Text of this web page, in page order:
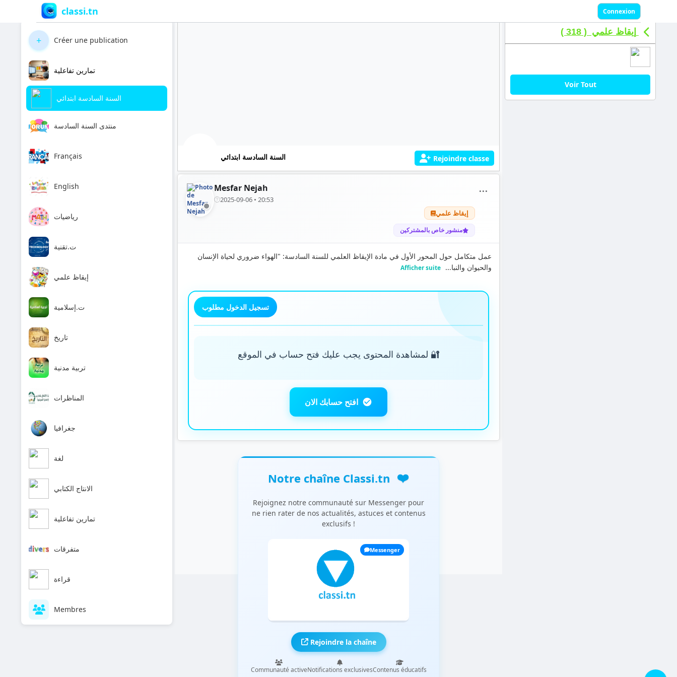
classi.tn Connexion
+ Créer une publication
تمارين تفاعلية
السنة السادسة ابتدائي
منتدى السنة السادسة
Français
English
رياضيات
ت.تقنية
إيقاظ علمي
ت.إسلامية
تاريخ
تربية مدنية
المناظرات
جغرافيا
لغة
الانتاج الكتابي
تمارين تفاعلية
متفرقات
قراءة
Membres
Voir Tout
السنة السادسة ابتدائي Rejoindre classe
Mesfar Nejah
2025-09-06 • 20:53
إيقاظ علمي
منشور خاص بالمشتركين
⋯
عمل متكامل حول المحور الأول في مادة الإيقاظ العلمي للسنة السادسة: "الهواء ضروري لحياة الإنسان
والحيوان والنبا... Afficher suite
تسجيل الدخول مطلوب
🔐 لمشاهدة المحتوى يجب عليك فتح حساب في الموقع
افتح حسابك الان
Notre chaîne Classi.tn ❤️
Rejoignez notre communauté sur Messenger pour
ne rien rater de nos actualités, astuces et contenus
exclusifs !
Messenger
Rejoindre la chaîne
Communauté activeNotifications exclusivesContenus éducatifs